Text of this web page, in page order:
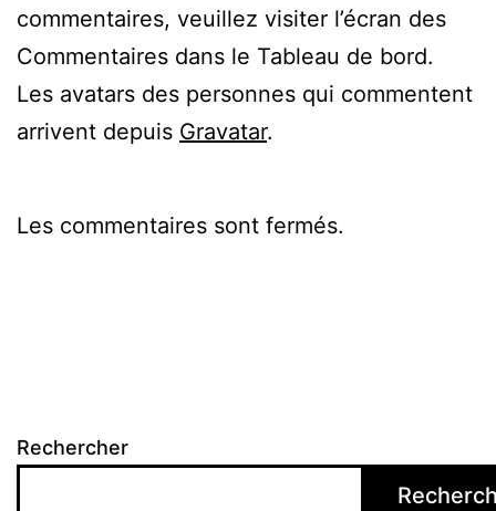
commentaires, veuillez visiter l’écran des
Commentaires dans le Tableau de bord.
Les avatars des personnes qui commentent
arrivent depuis Gravatar.
Les commentaires sont fermés.
Rechercher